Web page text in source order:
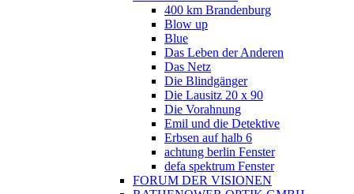
400 km Brandenburg
Blow up
Blue
Das Leben der Anderen
Das Netz
Die Blindgänger
Die Lausitz 20 x 90
Die Vorahnung
Emil und die Detektive
Erbsen auf halb 6
achtung berlin Fenster
defa spektrum Fenster
FORUM DER VISIONEN